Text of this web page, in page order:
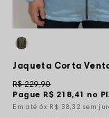
Pague R$ 218,41 no
R$ 229,90
6x R$ 38,32 sem